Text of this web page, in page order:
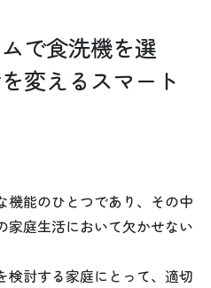
で食洗機を選
変えるスマート
機能のひとつであり、その中
家庭生活において欠かせない
検討する家庭にとって、適切